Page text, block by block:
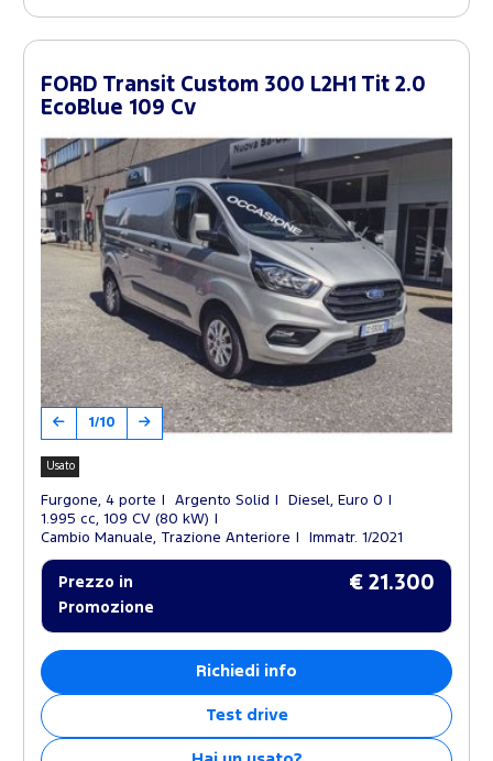
FORD Transit Custom 300 L2H1 Tit 2.0
EcoBlue 109 Cv
1/10
Usato
Furgone, 4 porte Argento Solid
Diesel, Euro 0
1.995 cc, 109 CV (80 kW)
Cambio Manuale, Trazione Anteriore
Immatr. 1/2021
Prezzo in
Promozione
€ 21.300
Richiedi info
Test drive